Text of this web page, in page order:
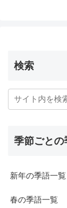
検索
季節ごとの
新年の季語一覧
春の季語一覧